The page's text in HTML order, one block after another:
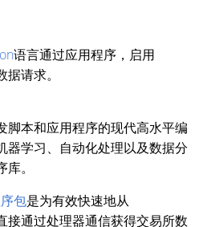
语言通过应用程序，启用
请求。
脚本和应用程序的现代高水平编
器学习、自动化处理以及数据分
。
包是为有效快速地从
接通过处理器通信获得交易所数